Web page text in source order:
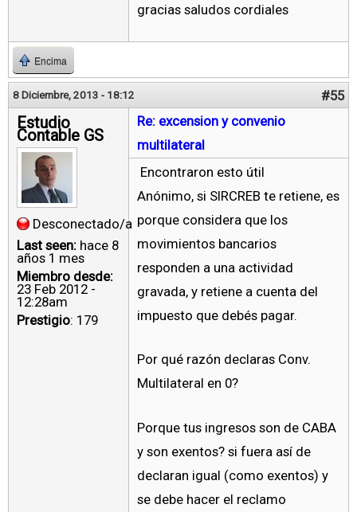
gracias saludos cordiales
Encima
8 Diciembre, 2013 - 18:12 #55
Estudio
Contable GS
Desconectado/a
Last seen: hace 8
años 1 mes
Miembro desde:
23 Feb 2012 -
12:28am
Prestigio: 179
Re: excension y convenio
multilateral
Encontraron esto útil
Anónimo, si SIRCREB te retiene, es
porque considera que los
movimientos bancarios
responden a una actividad
gravada, y retiene a cuenta del
impuesto que debés pagar.
Por qué razón declaras Conv.
Multilateral en 0?
Porque tus ingresos son de CABA
y son exentos? si fuera así de
declaran igual (como exentos) y
se debe hacer el reclamo